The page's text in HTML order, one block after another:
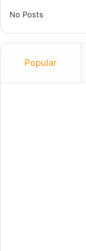
No Posts
Popular